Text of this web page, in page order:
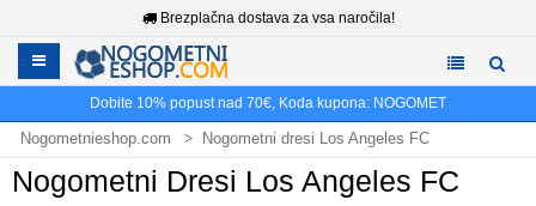
Brezplačna dostava za vsa naročila!
Dobite 10% popust nad 70€, Koda kupona: NOGOMET
Nogometnieshop.com Nogometni dresi Los Angeles FC
Nogometni Dresi Los Angeles FC